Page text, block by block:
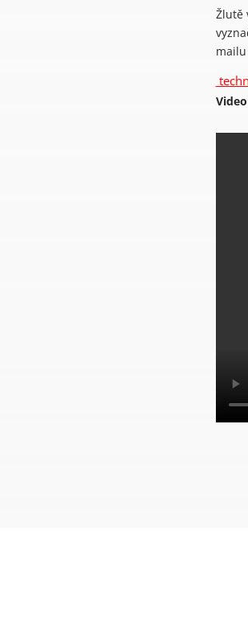
Žlutě